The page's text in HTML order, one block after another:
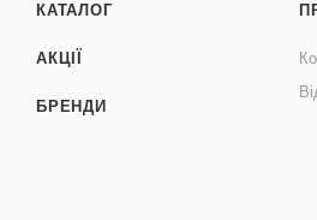
КАТАЛОГ
АКЦІЇ
БРЕНДИ